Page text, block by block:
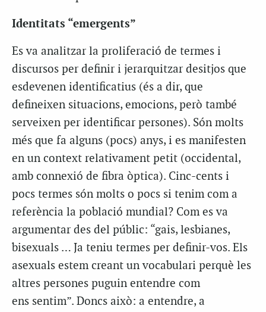
Identitats “emergents”
Es va analitzar la proliferació de termes i
discursos per definir i jerarquitzar desitjos que
esdevenen identificatius (és a dir, que
defineixen situacions, emocions, però també
serveixen per identificar persones). Són molts
més que fa alguns (pocs) anys, i es manifesten
en un context relativament petit (occidental,
amb connexió de fibra òptica). Cinc-cents i
pocs termes són molts o pocs si tenim com a
referència la població mundial? Com es va
argumentar des del públic: “gais, lesbianes,
bisexuals … Ja teniu termes per definir-vos. Els
asexuals estem creant un vocabulari perquè les
altres persones puguin entendre com
ens sentim”. Doncs això: a entendre, a